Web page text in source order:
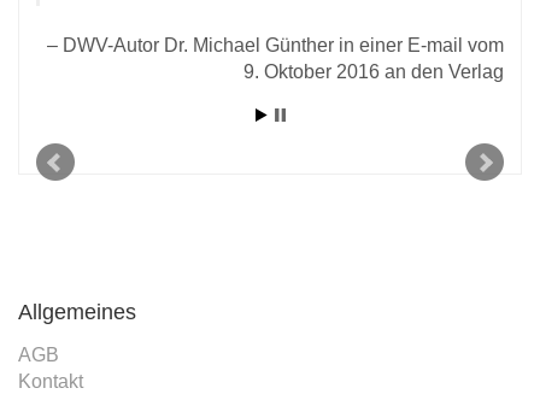
DWV-Autor Dr. Michael Günther in einer E-mail vom
9. Oktober 2016 an den Verlag
Allgemeines
AGB
Kontakt